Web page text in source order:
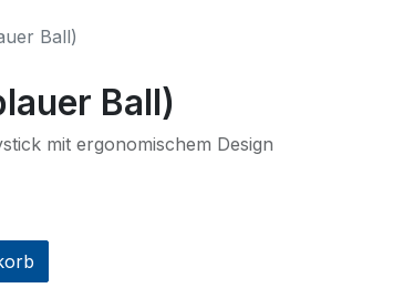
Ball)
Ball)
mit ergonomischem Design